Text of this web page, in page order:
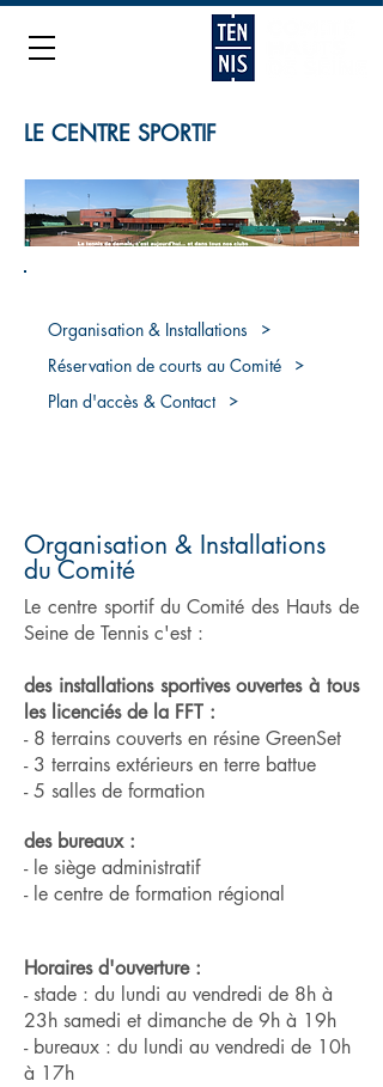
LE CENTRE SPORTIF
Organisation & Installations
Réservation de courts au Comité
Plan d'accès & Contact
Organisation & Installations
du Comité
Le centre sportif du Comité des Hauts de
Seine de Tennis c'est :
des installations sportives ouvertes à tous
les licenciés de la FFT :
- 8 terrains couverts en résine GreenSet
- 3 terrains extérieurs en terre battue
- 5 salles de formation
des bureaux :
- le siège administratif
- le centre de formation régional
Horaires d'ouverture :
- stade : du lundi au vendredi de 8h à
23h samedi et dimanche de 9h à 19h
- bureaux : du lundi au vendredi de 10h
à 17h